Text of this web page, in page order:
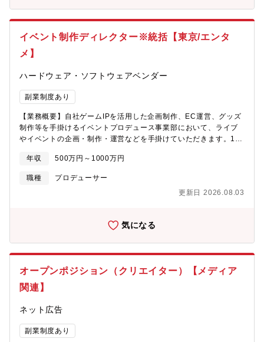
イベント制作ディレクター※統括【東京/エンタ
メ】
ハードウェア・ソフトウェアベンダー
副業制度あり
【業務概要】自社ゲームIPを活用した企画制作、EC運営、グッズ
制作等を手掛けるイベントプロデュース事業部において、ライブ
やイベントの企画・制作・運営などを手掛けていただきます。1つ
を事業部長と一緒に検討いただく責任者ポジションとなります。
【具体的なイベント】■自社ゲームIPを活用したライブ■自社ゲー
ムIPを活用したアニメイベント出展【業務内容】■年間イベントの
予定、設計■新たなメディアや販路ビジネスモデルについて検討■
【仕事のやりがい】■自分たちの版権、IPを広める活動に関われる
り扱える■担当したイベントが盛り上がり成功した時SNS等で直接
で仕事ができる
年収 500万円～1000万円
職種
プロデューサー
更新日 2026.08.03
気になる
オープンポジション（クリエイター）【メディア
関連】
ネット広告
副業制度あり